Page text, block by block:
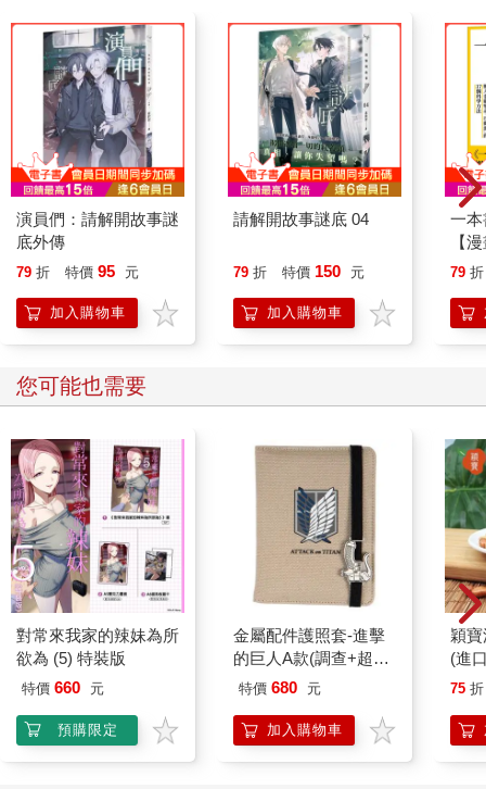
演員們：請解開故事謎
底外傳
79 折 特價 95 元
加入購物車
請解開故事謎底 04
79 折 特價 150 元
加入購物車
一
【
行
「
學方
79 折
您可能也需要
對常來我家的辣妹為所
欲為 (5) 特裝版
特價 660 元
預購限定
金屬配件護照套-進擊
的巨人A款(調查+超硬
質刀)
特價 680 元
加入購物車
穎
(進
75 折